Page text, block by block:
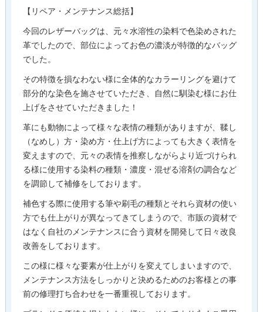
【リペア・メンテナンス総括】
今回のレザーバッグは、元々水溶性の染料で色染めされた
革でしたので、部位によってお色の濃淡が特徴的なバッグ
でした。
その特徴を損なわない様に全体的なカラーリングを避けて
部分的な染色を施させていただき、自然に馴染む様にお仕
上げをさせていただきました！
革にも動物によって様々な表情の種類がありますが、鞣し
（なめし）方・染め方・仕上げ方によっても大きく表情を
変えますので、元々の表情を推察しながらより近づけられ
る様に使用する染料の種類・濃度・混ぜる溶剤の調合など
を調節して補修をしております。
補色する際に使用する筆や刷毛の種類とそれら資材の使い
方でも仕上がりが異なってきてしまうので、市販の資材で
はなく自社のメンテナンスに合う資材を開発して日々改良
改善をしております。
この様に様々な要素が仕上がりを変えてしまいますので、
メンテナンス方法をしっかりと決めるためのお客様との事
前の修理打ち合わせを一番重視しております。